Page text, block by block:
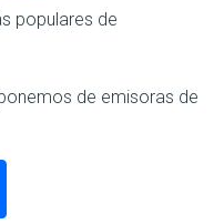
populares de
de emisoras de